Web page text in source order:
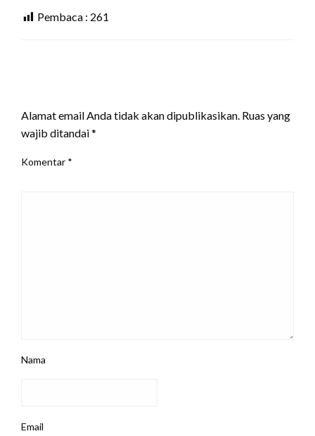
Pembaca : 261
Alamat email Anda tidak akan dipublikasikan. Ruas yang
wajib ditandai*
Komentar *
Nama
Email